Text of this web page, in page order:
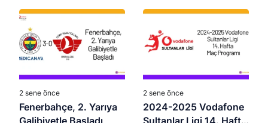
Vermedi
2 sene önce
Fenerbahçe, 2. Yarıya
2 sene önce
2024-2025 Vodafone